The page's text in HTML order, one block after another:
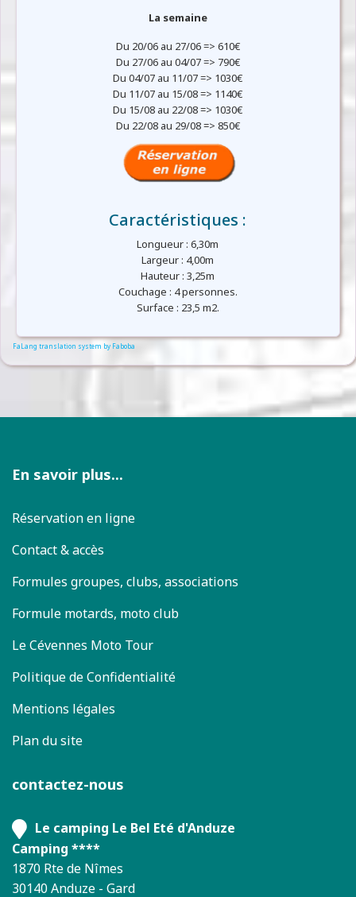
La semaine
Du 20/06 au 27/06 => 610€
Du 27/06 au 04/07 => 790€
Du 04/07 au 11/07 => 1030€
Du 11/07 au 15/08 => 1140€
Du 15/08 au 22/08 => 1030€
Du 22/08 au 29/08 => 850€
Caractéristiques :
Longueur : 6,30m
Largeur : 4,00m
Hauteur : 3,25m
Couchage : 4 personnes.
Surface : 23,5 m2.
FaLang translation system by Faboba
En savoir plus...
Réservation en ligne
Contact & accès
Formules groupes, clubs, associations
Formule motards, moto club
Le Cévennes Moto Tour
Politique de Confidentialité
Mentions légales
Plan du site
contactez-nous
Le camping Le Bel Eté d'Anduze
Camping ****
1870 Rte de Nîmes
30140 Anduze - Gard